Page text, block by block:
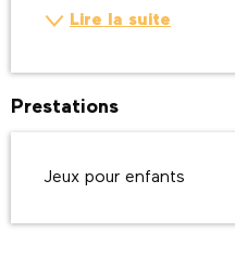
Lire la suite
Prestations
Jeux pour enfants